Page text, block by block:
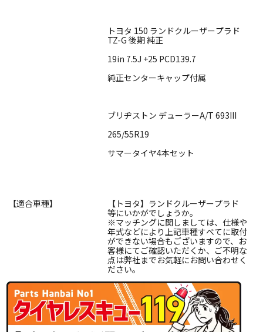
トヨタ 150 ランドクルーザープラド
TZ-G 後期 純正
19in 7.5J +25 PCD139.7
純正センターキャップ付属
ブリヂストン デューラーA/T 693III
265/55R19
サマータイヤ4本セット
【適合車種】
【トヨタ】ランドクルーザープラド
等にいかがでしょうか。
※マッチングに関しましては、仕様や
年式などにより上記車種すべてに取付
ができない場合もございますので、お
客様にてご確認いただくか、ご不明な
点は弊社までお気軽にお問い合わせく
ださい。